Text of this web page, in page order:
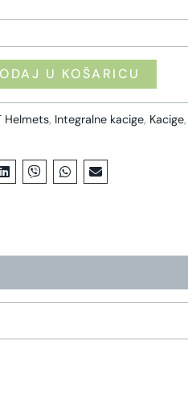
U KOŠARICU
Helmets, Integralne kacige, Kacige,